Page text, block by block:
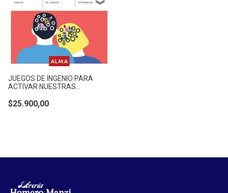
JUEGOS DE INGENIO PARA
ACTIVAR NUESTRAS
$25.900,00